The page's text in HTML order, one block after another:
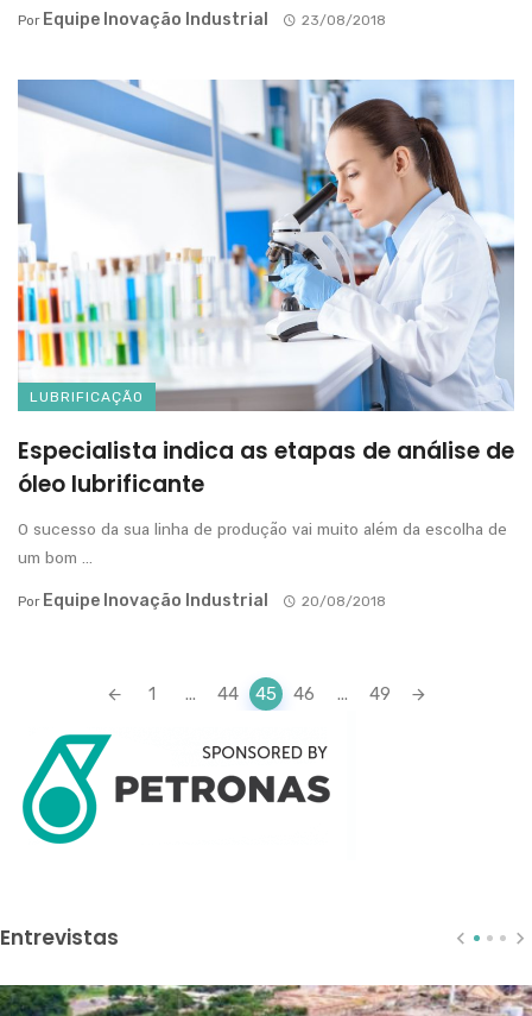
Por Equipe Inovação Industrial 23/08/2018
LUBRIFICAÇÃO
Especialista indica as etapas de análise de
óleo lubrificante
O sucesso da sua linha de produção vai muito além da escolha de
um bom ...
Por Equipe Inovação Industrial 20/08/2018
1 ... 44 45 46 ... 49
Entrevistas